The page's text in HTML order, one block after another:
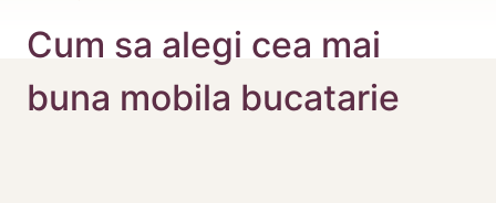
Cum sa alegi cea mai
buna mobila bucatarie